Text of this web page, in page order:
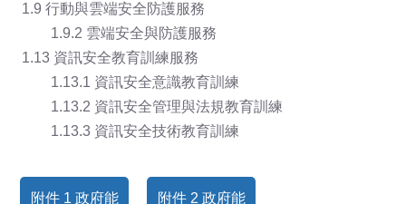
1.9 行動與雲端安全防護服務
1.9.2 雲端安全與防護服務
1.13 資訊安全教育訓練服務
1.13.1 資訊安全意識教育訓練
1.13.2 資訊安全管理與法規教育訓練
1.13.3 資訊安全技術教育訓練
附件 1 政府能
附件 2 政府能